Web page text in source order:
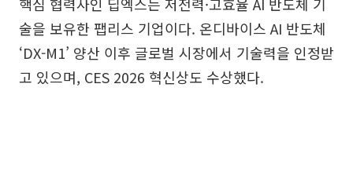
술을 보유한 팹리스 기업이다. 온디바이스 AI 반도체
‘DX-M1’ 양산 이후 글로벌 시장에서 기술력을 인정받
고 있으며, CES 2026 혁신상도 수상했다.